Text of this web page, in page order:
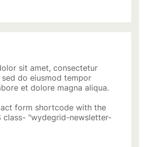
sit amet, consectetur
do eiusmod tempor
et dolore magna aliqua.
form shortcode with the
class- "wydegrid-newsletter-